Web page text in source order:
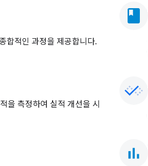
합적인 과정을 제공합니다.
을 측정하여 실적 개선을 시
book
bar_chart